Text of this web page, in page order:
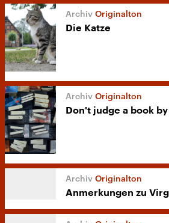
Originalton
Die Katze
Originalton
Don't judge a book
Originalton
Anmerkungen zu